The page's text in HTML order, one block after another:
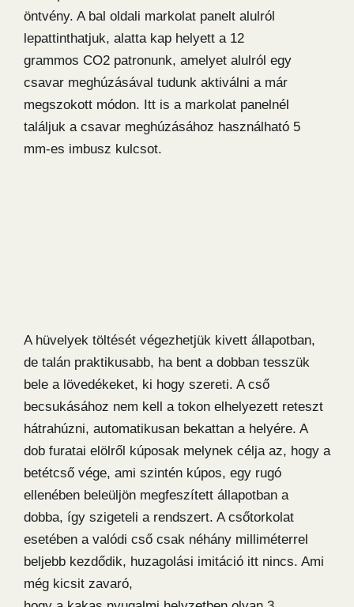
öntvény. A bal oldali markolat panelt alulról
lepattinthatjuk, alatta kap helyett a 12
grammos CO2 patronunk, amelyet alulról egy
csavar meghúzásával tudunk aktiválni a már
megszokott módon. Itt is a markolat panelnél
találjuk a csavar meghúzásához használható 5
mm-es imbusz kulcsot.
A hüvelyek töltését végezhetjük kivett állapotban,
de talán praktikusabb, ha bent a dobban tesszük
bele a lövedékeket, ki hogy szereti. A cső
becsukásához nem kell a tokon elhelyezett reteszt
hátrahúzni, automatikusan bekattan a helyére. A
dob furatai elölről kúposak melynek célja az, hogy a
betétcső vége, ami szintén kúpos, egy rugó
ellenében beleüljön megfeszített állapotban a
dobba, így szigeteli a rendszert. A csőtorkolat
esetében a valódi cső csak néhány milliméterrel
beljebb kezdődik, huzagolási imitáció itt nincs. Ami
még kicsit zavaró,